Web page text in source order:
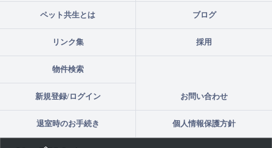
ペット共生とは ブログ
リンク集 採用
物件検索
新規登録/ログイン お問い合わせ
退室時のお手続き 個人情報保護方針